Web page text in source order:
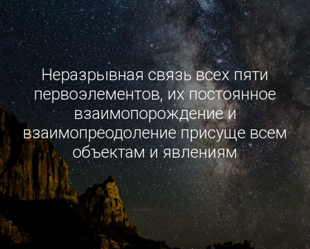
Неразрывная связь всех пяти
первоэлементов, их постоянное
взаимопорождение и
взаимопреодоление присуще всем
объектам и явлениям